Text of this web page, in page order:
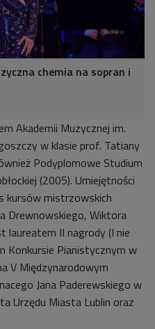
chemia na sopran i
Akademii Muzycznej im.
w klasie prof. Tatiany
Podyplomowe Studium
(2005). Umiejętności
kursów mistrzowskich
Drewnowskiego, Wiktora
laureatem II nagrody (I nie
Konkursie Pianistycznym w
V Międzynarodowym
Jana Paderewskiego w
Urzędu Miasta Lublin oraz